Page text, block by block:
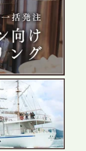
セカンド
やオフィス
、高品質
ポート
のセカンド
大型イベ